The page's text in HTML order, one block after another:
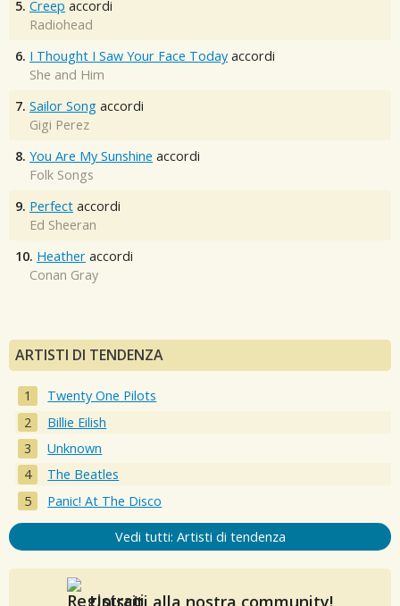
5. Creep accordi
Radiohead
6. I Thought I Saw Your Face Today accordi
She and Him
7. Sailor Song accordi
Gigi Perez
8. You Are My Sunshine accordi
Folk Songs
9. Perfect accordi
Ed Sheeran
10. Heather accordi
Conan Gray
ARTISTI DI TENDENZA
Twenty One Pilots
Billie Eilish
Unknown
The Beatles
Panic! At The Disco
Vedi tutti: Artisti di tendenza
Unisciti alla nostra community!